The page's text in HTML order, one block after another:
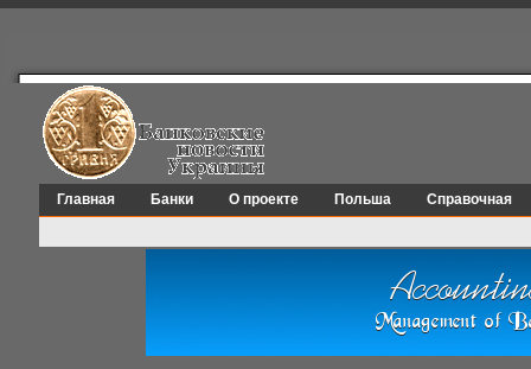
Главная Банки О проекте Польша Справочная